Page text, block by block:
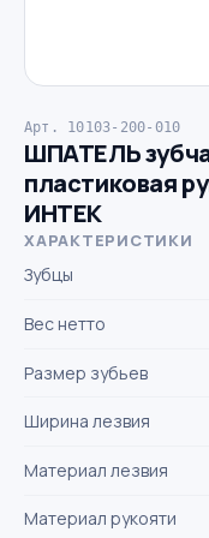
Арт. 10103-200-010
ШПАТЕЛЬ
пластиковая
ИНТЕК
ХАРАКТЕРИСТИКИ
Зубцы
Вес нетто
Размер зубьев
Ширина лезвия
Материал лезвия
Материал рукояти